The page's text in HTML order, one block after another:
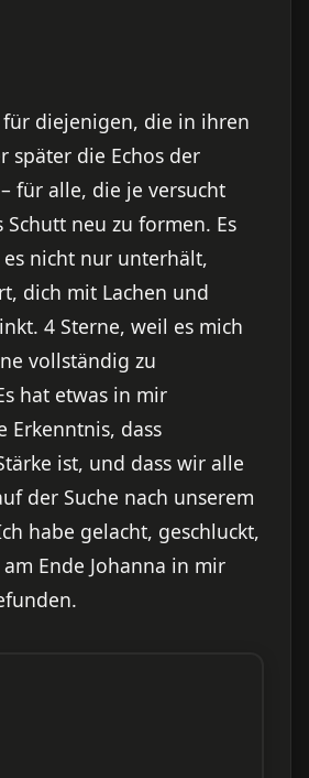
für diejenigen, die in ihren
später die Echos der
für alle, die je versucht
Schutt neu zu formen. Es
nicht nur unterhält,
dich mit Lachen und
4 Sterne, weil es mich
vollständig zu
hat etwas in mir
Erkenntnis, dass
ist, und dass wir alle
der Suche nach unserem
habe gelacht, geschluckt,
Ende Johanna in mir